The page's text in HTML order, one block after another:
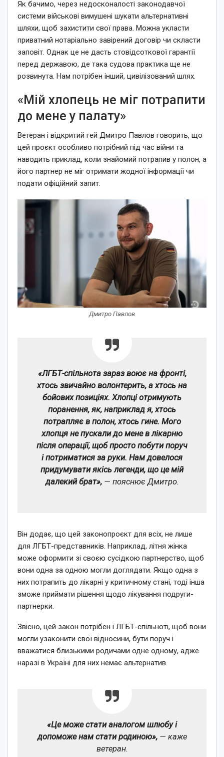
Як бачимо, через недосконалості законодавчої
системи військові вимушені шукати альтернативні
шляхи, щоб захистити свої права. Можна укласти
приватний нотаріально завірений договір чи скласти
заповіт. Однак це не дасть стовідсоткової гарантії
перед державою, де така судова практика ще не
розвинута. Нам потрібен інший, цивілізований шлях.
«Мій хлопець не міг потрапити
до мене у палату»
Ветеран і відкритий гей Дмитро Павлов говорить, що
цей проєкт особливо потрібний під час війни та
наводить приклад, коли знайомий потрапив у полон, а
його партнер не міг отримати жодної інформації чи
подати офіційний запит.
Дмитро Павлов
«ЛГБТ-спільнота зараз воює на фронті,
хтось звичайно волонтерить, а хтось на
бойових позиціях. Хлопці отримують
поранення, як, наприклад я, хтось
потрапляє в полон, хтось гине. Мого
хлопця не пускали до мене в лікарню
після операції, щоб просто побути поруч
і потриматися за руки. Нам довелося
придумувати якісь легенди, що це мій
далекий брат», — пояснює Дмитро.
Він додає, що цей законопроєкт для всіх, не лише
для ЛГБТ-представників. Наприклад, літня жінка
може оформити зі своєю сусідкою партнерство, щоб
вони одна за одною могли доглядати. Якщо одна з
них потрапить до лікарні у критичному стані, тоді інша
зможе приймати рішення щодо лікування подруги-
партнерки.
Звісно, цей закон потрібен і ЛГБТ-спільноті, щоб вони
могли узаконити свої відносини, бути поруч і
вважатися близькими родичами одне одному, адже
наразі в Україні для них немає альтернатив.
«Це може стати аналогом шлюбу і
допоможе нам стати родиною», — каже
ветеран.